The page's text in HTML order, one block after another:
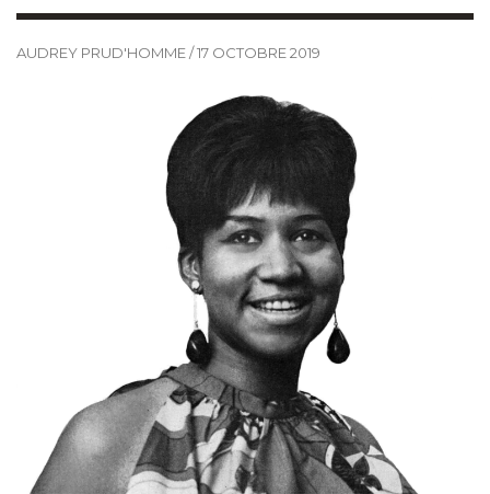
AUDREY PRUD'HOMME/17 OCTOBRE 2019